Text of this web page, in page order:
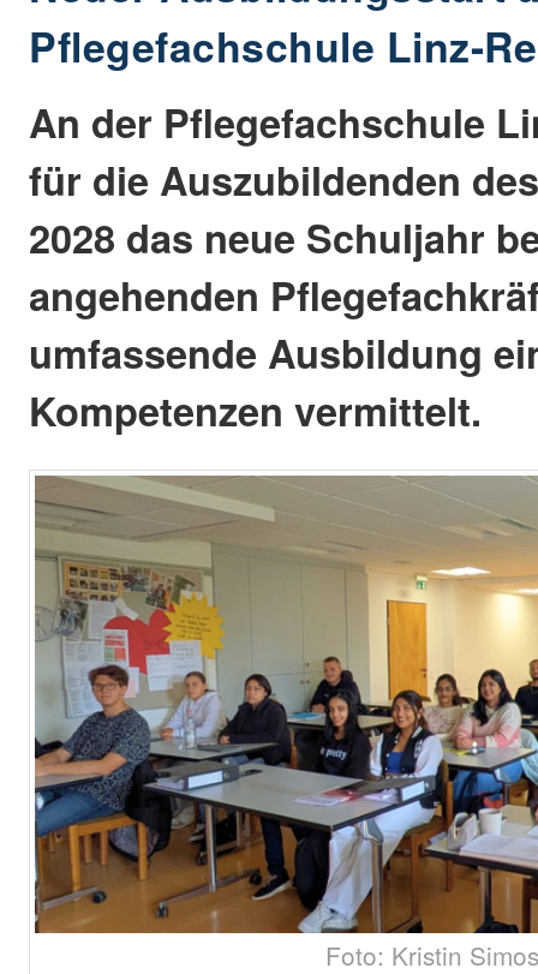
Pflegefachschule Linz-
An der Pflegefachschule
für die Auszubildenden
2028 das neue Schuljahr
angehenden
umfassende Ausbildung
Kompetenzen vermittelt.
Foto: Kristin Simos